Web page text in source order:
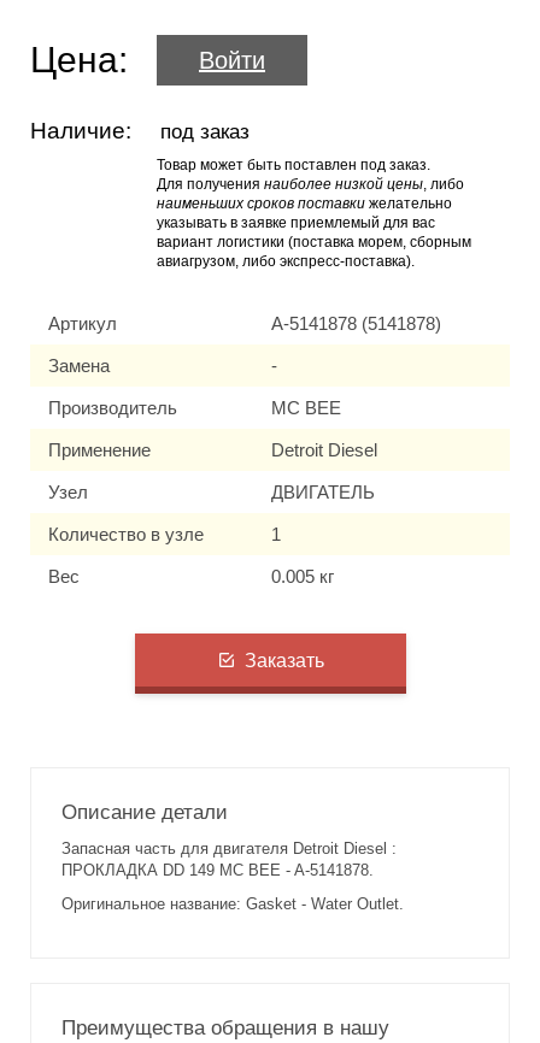
Цена: Войти
Наличие: под заказ
Товар может быть поставлен под заказ.
Для получения наиболее низкой цены, либо
наименьших сроков поставки желательно
указывать в заявке приемлемый для вас
вариант логистики (поставка морем, сборным
авиагрузом, либо экспресс-поставка).
Артикул A-5141878 (5141878)
Замена -
Производитель MC BEE
Применение Detroit Diesel
Узел ДВИГАТЕЛЬ
Количество в узле 1
Вес 0.005 кг
Заказать
Описание детали
Запасная часть для двигателя Detroit Diesel :
ПРОКЛАДКА DD 149 MC BEE - A-5141878.
Оригинальное название: Gasket - Water Outlet.
Преимущества обращения в нашу